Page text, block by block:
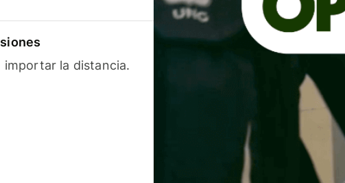
importar la distancia.